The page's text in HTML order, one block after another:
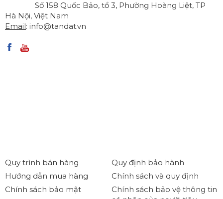
Số 158 Quốc Bảo, tổ 3, Phường Hoàng Liệt, TP
Hà Nội, Việt Nam
Email: info@tandat.vn
Quy trình bán hàng
Hướng dẫn mua hàng
Chính sách bảo mật
Quy định bảo hành
Chính sách và quy định
Chính sách bảo vệ thông tin